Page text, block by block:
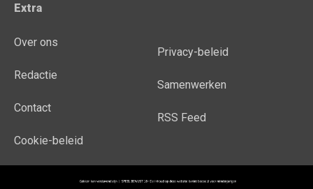
Extra
Over ons
Redactie
Contact
Cookie-beleid
Privacy-beleid
Samenwerken
RSS Feed